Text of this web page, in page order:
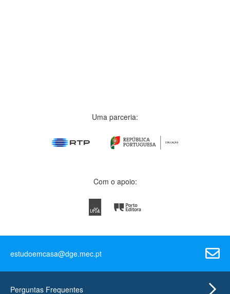
Uma parceria:
Com o apoio:
estudoemcasa@dge.mec.pt
Perguntas Frequentes